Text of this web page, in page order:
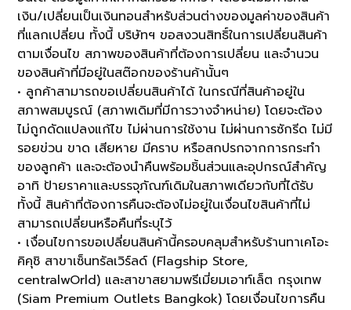
เงิน/เปลี่ยนเป็นเงินทอนสำหรับส่วนต่างของมูลค่าของสินค้า
ที่แลกเปลี่ยน ทั้งนี้ บริษัทฯ ขอสงวนสิทธิ์ในการเปลี่ยนสินค้า
ตามเงื่อนไข สภาพของสินค้าที่ต้องการเปลี่ยน และจำนวน
ของสินค้าที่มีอยู่ในสต๊อกของร้านค้านั้นๆ
• ลูกค้าสามารถขอเปลี่ยนสินค้าได้ ในกรณีที่สินค้าอยู่ใน
สภาพสมบูรณ์ (สภาพเดิมที่มีการวางจำหน่าย) โดยจะต้อง
ไม่ถูกดัดแปลงแก้ไข ไม่ผ่านการใช้งาน ไม่ผ่านการซักรีด ไม่มี
รอยข่วน ขาด เสียหาย มีคราบ หรือสกปรกจากการกระทำ
ของลูกค้า และจะต้องนำคืนพร้อมชิ้นส่วนและอุปกรณ์สำคัญ
อาทิ ป้ายราคาและบรรจุภัณฑ์เดิมในสภาพเดียวกับที่ได้รับ
ทั้งนี้ สินค้าที่ต้องการคืนจะต้องไม่อยู่ในเงื่อนไขสินค้าที่ไม่
สามารถเปลี่ยนหรือคืนที่ระบุไว้
• เงื่อนไขการขอเปลี่ยนสินค้านี้ครอบคลุมสำหรับร้านทาเคโอะ
คิคุชิ สาขาเซ็นทรัลเวิร์ลด์ (Flagship Store,
centralwOrld) และสาขาสยามพรีเมี่ยมเอาท์เล็ต กรุงเทพ
(Siam Premium Outlets Bangkok) โดยเงื่อนไขการคืน